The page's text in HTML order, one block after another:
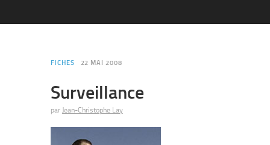
FICHES 22 MAI 2008
Surveillance
par Jean-Christophe Lay